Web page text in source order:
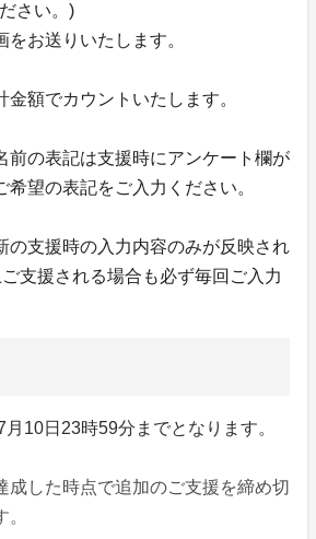
さい。)
をお送りいたします。
金額でカウントいたします。
前の表記は支援時にアンケート欄が
希望の表記をご入力ください。
の支援時の入力内容のみが反映され
支援される場合も必ず毎回ご入力
10日23時59分までとなります。
成した時点で追加のご支援を締め切